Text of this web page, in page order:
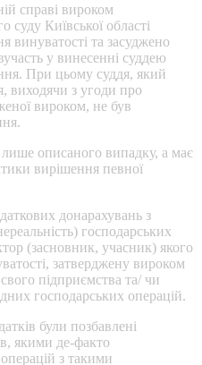
справі вироком
суду Київської області
винуватості та засуджено
у винесенні суддею
При цьому суддя, який
виходячи з угоди про
вироком, не був
описаного випадку, а має
вирішення певної
донарахувань з
господарських
(засновник, учасник) якого
затверджену вироком
підприємства та/ чи
господарських операцій.
були позбавлені
якими де-факто
операцій з такими